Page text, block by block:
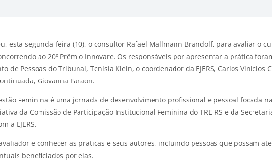
esta segunda-feira (10), o consultor Rafael Mallmann Brandolf, para avaliar o
ao 20º Prêmio Innovare. Os responsáveis por apresentar a prática
de Pessoas do Tribunal, Tenísia Klein, o coordenador da EJERS, Carlos Vinicios
Giovanna Faraon.
Feminina é uma jornada de desenvolvimento profissional e pessoal focada
da Comissão de Participação Institucional Feminina do TRE-RS e da
a EJERS.
é conhecer as práticas e seus autores, incluindo pessoas que possam
beneficiados por elas.